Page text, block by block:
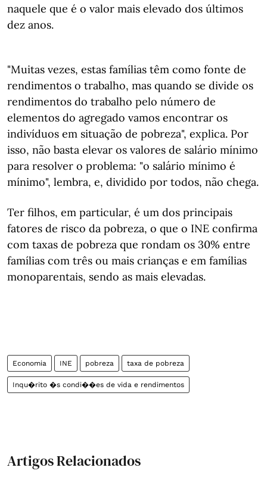
naquele que é o valor mais elevado dos últimos
dez anos.
"Muitas vezes, estas famílias têm como fonte de
rendimentos o trabalho, mas quando se divide os
rendimentos do trabalho pelo número de
elementos do agregado vamos encontrar os
indivíduos em situação de pobreza", explica. Por
isso, não basta elevar os valores de salário mínimo
para resolver o problema: "o salário mínimo é
mínimo", lembra, e, dividido por todos, não chega.
Ter filhos, em particular, é um dos principais
fatores de risco da pobreza, o que o INE confirma
com taxas de pobreza que rondam os 30% entre
famílias com três ou mais crianças e em famílias
monoparentais, sendo as mais elevadas.
Economia INE pobreza taxa de pobreza
Inqu�rito �s condi��es de vida e rendimentos
Artigos Relacionados